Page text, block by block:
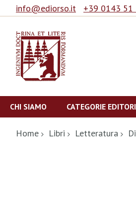
info@ediorso.it +39 0143 51
al
contenuto
CHI SIAMO CATEGORIE
Home Libri Letteratura